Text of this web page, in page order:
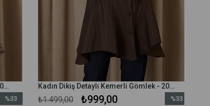
Kadın Dikiş Detaylı Kemerli Gömlek - 20708GML - Vizon
%33
Kadın Dikiş Detaylı Kemerli Gömlek - 20708GML - Kahverengi
₺999,00
₺1.499,00
%33